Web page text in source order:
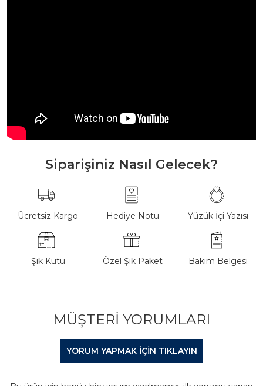
Siparişiniz Nasıl Gelecek?
Ücretsiz Kargo Hediye Notu Yüzük İçi Yazısı
Şık Kutu Özel Şık Paket Bakım Belgesi
MÜŞTERI YORUMLARI
YORUM YAPMAK IÇIN TIKLAYIN